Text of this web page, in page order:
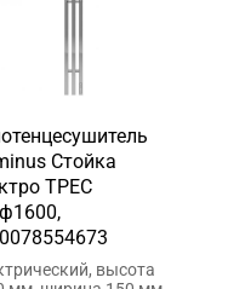
Стойка
ТРЕС
высота